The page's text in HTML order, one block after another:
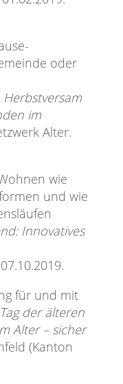
oder
Herbstversam
im
Alter.
wie
und wie
Innovatives
für und mit
der älteren
Alter – sicher
(Kanton